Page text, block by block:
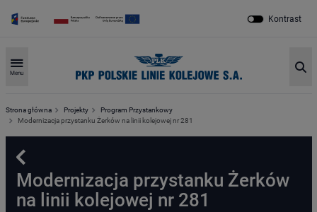
Kontrast
Menu
Strona główna Projekty
Program Przystankowy
Modernizacja przystanku Żerków na linii kolejowej nr 281
Powrót
Modernizacja przystanku Żerków
na linii kolejowej nr 281